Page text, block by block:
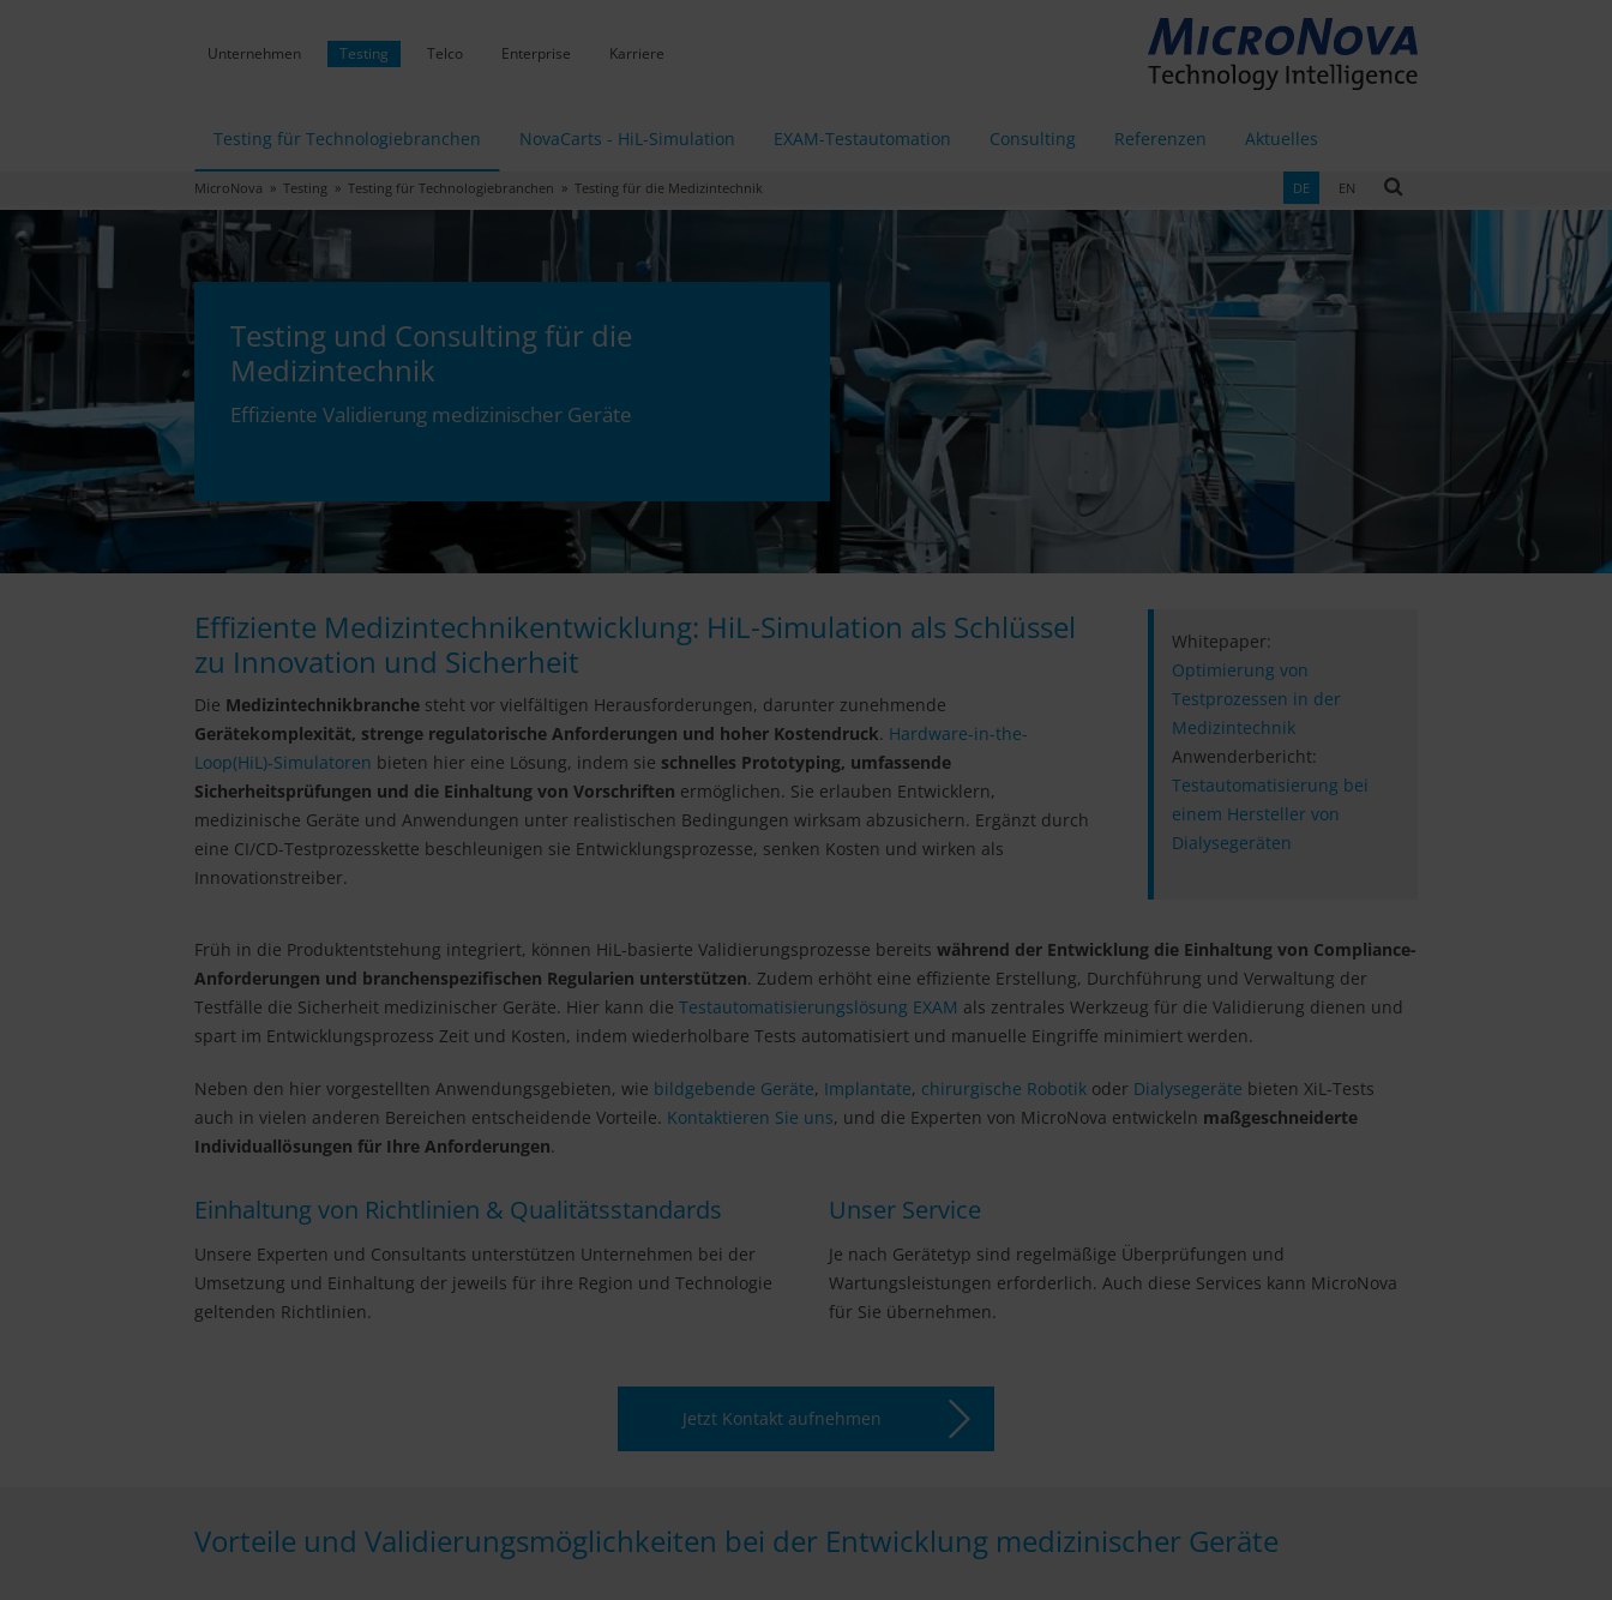
Unternehmen Testing Telco Enterprise Karriere
Testing für Technologiebranchen NovaCarts - HiL-Simulation EXAM-Testautomation Consulting Referenzen Aktuelles
MicroNova » Testing » Testing für Technologiebranchen » Testing für die Medizintechnik DE EN
Testing und Consulting für die
Medizintechnik
Effiziente Validierung medizinischer Geräte
Effiziente Medizintechnikentwicklung: HiL-Simulation als Schlüssel
zu Innovation und Sicherheit
Die Medizintechnikbranche steht vor vielfältigen Herausforderungen, darunter zunehmende
Gerätekomplexität, strenge regulatorische Anforderungen und hoher Kostendruck. Hardware-in-the-
Loop(HiL)-Simulatoren bieten hier eine Lösung, indem sie schnelles Prototyping, umfassende
Sicherheitsprüfungen und die Einhaltung von Vorschriften ermöglichen. Sie erlauben Entwicklern,
medizinische Geräte und Anwendungen unter realistischen Bedingungen wirksam abzusichern. Ergänzt durch
eine CI/CD-Testprozesskette beschleunigen sie Entwicklungsprozesse, senken Kosten und wirken als
Innovationstreiber.
Whitepaper:
Optimierung von
Testprozessen in der
Medizintechnik
Anwenderbericht:
Testautomatisierung bei
einem Hersteller von
Dialysegeräten
Früh in die Produktentstehung integriert, können HiL-basierte Validierungsprozesse bereits während der Entwicklung die Einhaltung von Compliance-
Anforderungen und branchenspezifischen Regularien unterstützen. Zudem erhöht eine effiziente Erstellung, Durchführung und Verwaltung der
Testfälle die Sicherheit medizinischer Geräte. Hier kann die Testautomatisierungslösung EXAM als zentrales Werkzeug für die Validierung dienen und
spart im Entwicklungsprozess Zeit und Kosten, indem wiederholbare Tests automatisiert und manuelle Eingriffe minimiert werden.
Neben den hier vorgestellten Anwendungsgebieten, wie bildgebende Geräte, Implantate, chirurgische Robotik oder Dialysegeräte bieten XiL-Tests
auch in vielen anderen Bereichen entscheidende Vorteile. Kontaktieren Sie uns, und die Experten von MicroNova entwickeln maßgeschneiderte
Individuallösungen für Ihre Anforderungen.
Einhaltung von Richtlinien & Qualitätsstandards
Unsere Experten und Consultants unterstützen Unternehmen bei der
Umsetzung und Einhaltung der jeweils für ihre Region und Technologie
geltenden Richtlinien.
Unser Service
Je nach Gerätetyp sind regelmäßige Überprüfungen und
Wartungsleistungen erforderlich. Auch diese Services kann MicroNova
für Sie übernehmen.
Jetzt Kontakt aufnehmen
Vorteile und Validierungsmöglichkeiten bei der Entwicklung medizinischer Geräte